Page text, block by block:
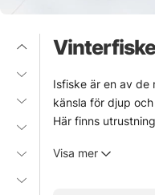
Vinterfiske
Isfiske är en av de
känsla för djup
Här finns
onödigt krångel.
Visa mer